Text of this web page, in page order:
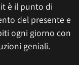
è il punto di
del presente e
ogni giorno con
geniali.